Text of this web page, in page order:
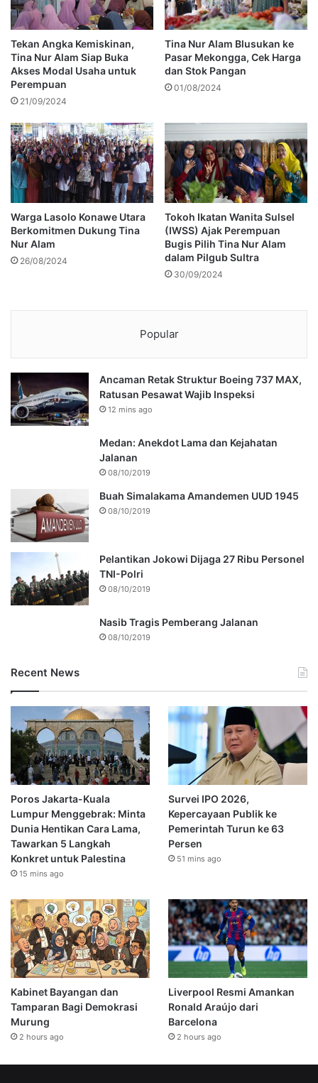
Tekan Angka Kemiskinan,
Tina Nur Alam Siap Buka
Akses Modal Usaha untuk
Perempuan
21/09/2024
Tina Nur Alam Blusukan ke
Pasar Mekongga, Cek Harga
dan Stok Pangan
01/08/2024
Warga Lasolo Konawe Utara
Berkomitmen Dukung Tina
Nur Alam
26/08/2024
Tokoh Ikatan Wanita Sulsel
(IWSS) Ajak Perempuan
Bugis Pilih Tina Nur Alam
dalam Pilgub Sultra
30/09/2024
Popular
Ancaman Retak Struktur Boeing 737 MAX,
Ratusan Pesawat Wajib Inspeksi
12 mins ago
Medan: Anekdot Lama dan Kejahatan
Jalanan
08/10/2019
Buah Simalakama Amandemen UUD 1945
08/10/2019
Pelantikan Jokowi Dijaga 27 Ribu Personel
TNI-Polri
08/10/2019
Nasib Tragis Pemberang Jalanan
08/10/2019
Recent News
Poros Jakarta-Kuala
Lumpur Menggebrak: Minta
Dunia Hentikan Cara Lama,
Tawarkan 5 Langkah
Konkret untuk Palestina
15 mins ago
Survei IPO 2026,
Kepercayaan Publik ke
Pemerintah Turun ke 63
Persen
51 mins ago
Kabinet Bayangan dan
Tamparan Bagi Demokrasi
Murung
2 hours ago
Liverpool Resmi Amankan
Ronald Araújo dari
Barcelona
2 hours ago